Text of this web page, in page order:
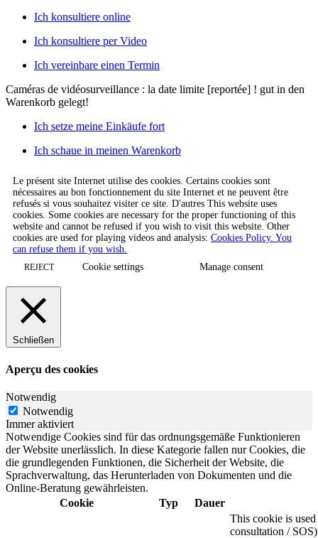
Ich konsultiere online
Ich konsultiere per Video
Ich vereinbare einen Termin
Caméras de vidéosurveillance : la date limite [reportée] ! gut in den
Warenkorb gelegt!
Ich setze meine Einkäufe fort
Ich schaue in meinen Warenkorb
Le présent site Internet utilise des cookies. Certains cookies sont
nécessaires au bon fonctionnement du site Internet et ne peuvent être
refusés si vous souhaitez visiter ce site. D'autres This website uses
cookies. Some cookies are necessary for the proper functioning of this
website and cannot be refused if you wish to visit this website. Other
cookies are used for playing videos and analysis: Cookies Policy. You
can refuse them if you wish.
REJECT Cookie settings Manage consent
Schließen
Aperçu des cookies
Notwendig
Notwendig
Immer aktiviert
Notwendige Cookies sind für das ordnungsgemäße Funktionieren
der Website unerlässlich. In diese Kategorie fallen nur Cookies, die
die grundlegenden Funktionen, die Sicherheit der Website, die
Sprachverwaltung, das Herunterladen von Dokumenten und die
Online-Beratung gewährleisten.
Cookie
Typ Dauer
This cookie is
consultation /